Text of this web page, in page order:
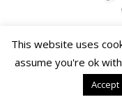
This website uses
assume you're ok
Accept